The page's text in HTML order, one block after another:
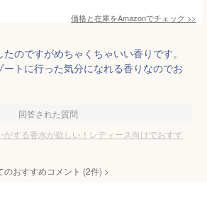
価格と在庫をAmazonでチェック >>
のですがめちゃくちゃいい香りです。
トに行った気分になれる香りなのでお
回答された質問
がする香水が欲しい！レディース向けでおすす
のおすすめコメント (2件) >